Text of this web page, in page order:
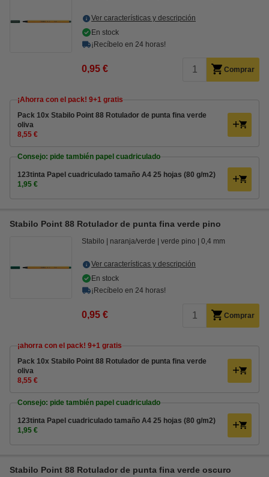
Ver características y descripción
En stock
¡Recíbelo en 24 horas!
0,95 € Comprar
¡Ahorra con el pack! 9+1 gratis
Pack 10x Stabilo Point 88 Rotulador de punta fina verde
oliva
8,55 €
Consejo: pide también papel cuadriculado
123tinta Papel cuadriculado tamaño A4 25 hojas (80 g/m2)
1,95 €
Stabilo Point 88 Rotulador de punta fina verde pino
Stabilo naranja/verde verde pino 0,4 mm
Ver características y descripción
En stock
¡Recíbelo en 24 horas!
0,95 € Comprar
¡ahorra con el pack! 9+1 gratis
Pack 10x Stabilo Point 88 Rotulador de punta fina verde
oliva
8,55 €
Consejo: pide también papel cuadriculado
123tinta Papel cuadriculado tamaño A4 25 hojas (80 g/m2)
1,95 €
Stabilo Point 88 Rotulador de punta fina verde oscuro